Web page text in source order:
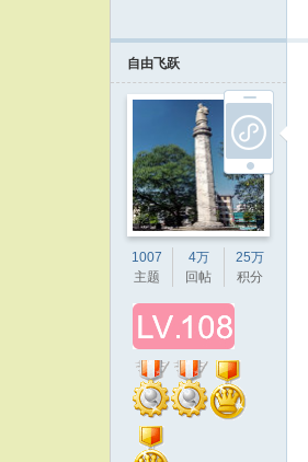
自由飞跃
1007
主题
4万
回帖
25万
积分